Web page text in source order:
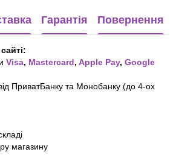
Гарантія Повернення
Visa, Mastercard, Apple Pay, Google
ПриватБанку та Монобанку (до 4-ох
магазину